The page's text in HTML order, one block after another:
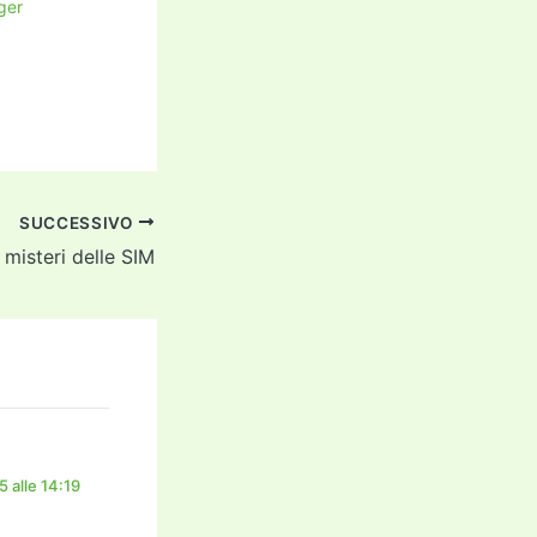
SUCCESSIVO
misteri delle SIM
alle 14:19